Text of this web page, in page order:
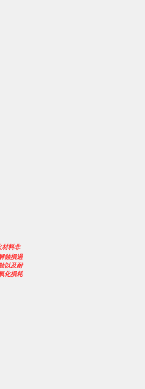
材料非
蝕損過
以及耐
化損耗